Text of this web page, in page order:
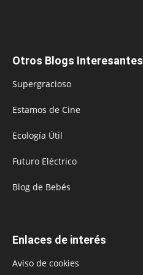
Otros Blogs Interesantes
Supergracioso
Estamos de Cine
Ecología Útil
Futuro Eléctrico
Blog de Bebés
Enlaces de interés
Aviso de cookies